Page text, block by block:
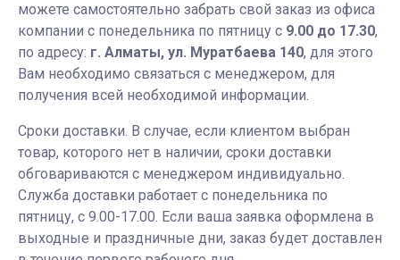
можете самостоятельно забрать свой заказ из офиса
компании с понедельника по пятницу с 9.00 до 17.30,
по адресу: г. Алматы, ул. Муратбаева 140, для этого
Вам необходимо связаться с менеджером, для
получения всей необходимой информации.
Сроки доставки. В случае, если клиентом выбран
товар, которого нет в наличии, сроки доставки
обговариваются с менеджером индивидуально.
Служба доставки работает с понедельника по
пятницу, с 9.00-17.00. Если ваша заявка оформлена в
выходные и праздничные дни, заказ будет доставлен